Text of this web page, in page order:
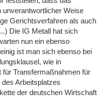
unverantwortlicher Weise
Gerichtsverfahren als auch
Die IG Metall hat sich
nun ein ebenso
ist man sich ebenso bei
wie in
für Transfermaßnahmen für
Arbeitsplatzes
der deutschen Wirtschaft